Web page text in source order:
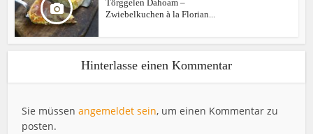
Törggelen Dahoam –
Zwiebelkuchen à la Florian...
Hinterlasse einen Kommentar
Sie müssenangemeldet sein, um einen Kommentar zu
posten.